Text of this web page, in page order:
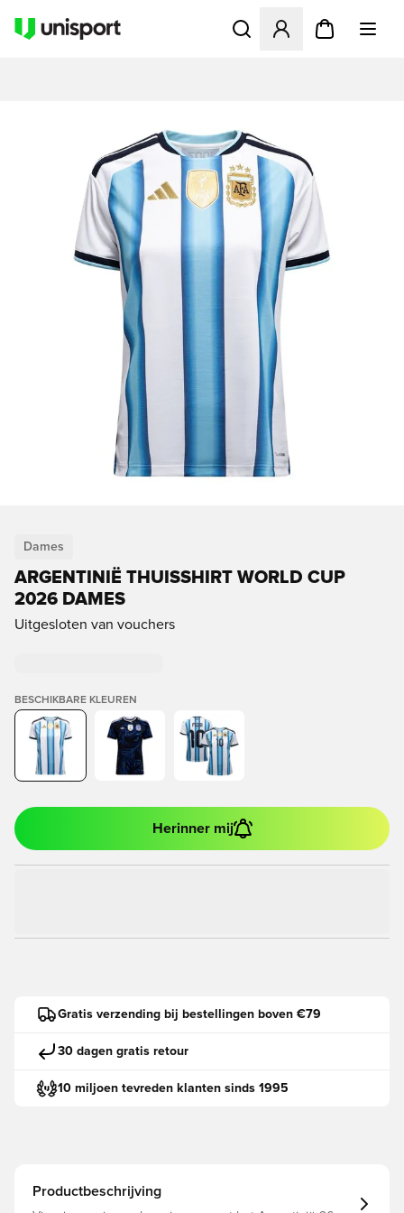
Opent een venster om in
Dames
ARGENTINIË THUISSHIRT WORLD CUP
2026 DAMES
Uitgesloten van vouchers
BESCHIKBARE KLEUREN
Herinner mij
Gratis verzending bij bestellingen boven €79
30 dagen gratis retour
10 miljoen tevreden klanten sinds 1995
Productbeschrijving